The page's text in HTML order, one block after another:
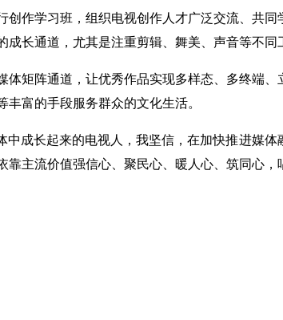
创作学习班，组织电视创作人才广泛交流、共
长通道，尤其是注重剪辑、舞美、声音等不同
体矩阵通道，让优秀作品实现多样态、多终端
富的手段服务群众的文化生活。
长起来的电视人，我坚信，在加快推进媒体
主流价值强信心、聚民心、暖人心、筑同心